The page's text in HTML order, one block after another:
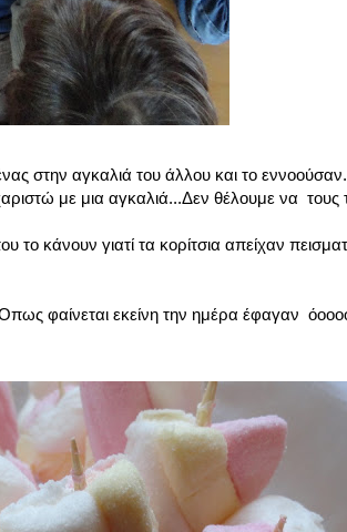
στην αγκαλιά του άλλου και το
με μια αγκαλιά...Δεν θέλουμε να τους
κάνουν γιατί τα κορίτσια απείχαν
Όπως φαίνεται εκείνη την ημέρα έφαγαν